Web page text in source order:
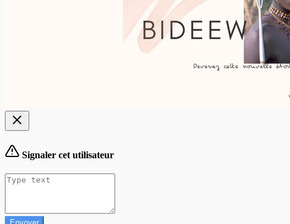
Signaler cet utilisateur